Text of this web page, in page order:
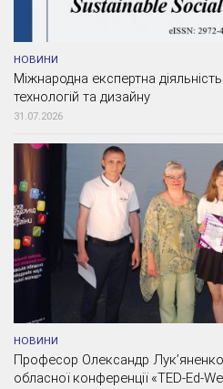
НОВИНИ
Міжнародна експертна
технологій та дизайну
31.07.2026
НОВИНИ
Професор Олександр
обласної конференції «TED-Ed-